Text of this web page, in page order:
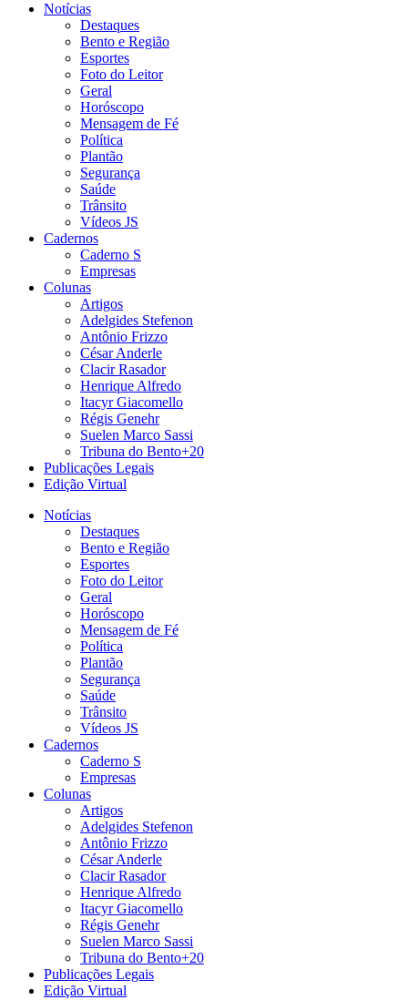
Notícias
Destaques
Bento e Região
Esportes
Foto do Leitor
Geral
Horóscopo
Mensagem de Fé
Política
Plantão
Segurança
Saúde
Trânsito
Vídeos JS
Cadernos
Caderno S
Empresas
Colunas
Artigos
Adelgides Stefenon
Antônio Frizzo
César Anderle
Clacir Rasador
Henrique Alfredo
Itacyr Giacomello
Régis Genehr
Suelen Marco Sassi
Tribuna do Bento+20
Publicações Legais
Edição Virtual
Notícias
Destaques
Bento e Região
Esportes
Foto do Leitor
Geral
Horóscopo
Mensagem de Fé
Política
Plantão
Segurança
Saúde
Trânsito
Vídeos JS
Cadernos
Caderno S
Empresas
Colunas
Artigos
Adelgides Stefenon
Antônio Frizzo
César Anderle
Clacir Rasador
Henrique Alfredo
Itacyr Giacomello
Régis Genehr
Suelen Marco Sassi
Tribuna do Bento+20
Publicações Legais
Edição Virtual